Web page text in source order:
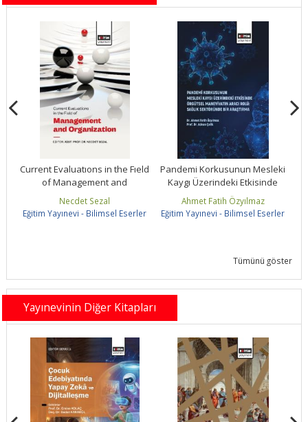
Current Evaluatıons in the Fıeld
of Management and
Organızatıon
Necdet Sezal
Eğitim Yayınevi - Bilimsel Eserler
Pandemi Korkusunun Mesleki
Kaygı Üzerindeki Etkisinde
Örgütsel...
Ahmet Fatih Özyılmaz
Eğitim Yayınevi - Bilimsel Eserler
Tümünü göster
Yayınevinin Diğer Kitapları